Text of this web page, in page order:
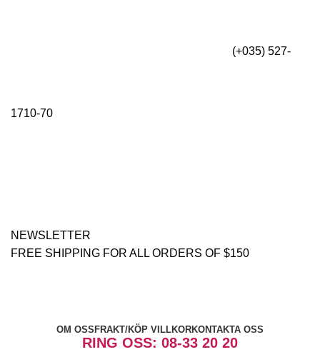
(+035) 527-
1710-70
NEWSLETTER
FREE SHIPPING FOR ALL ORDERS OF $150
OM OSS FRAKT/KÖP VILLKORKONTAKTA OSS
RING OSS: 08-33 20 20